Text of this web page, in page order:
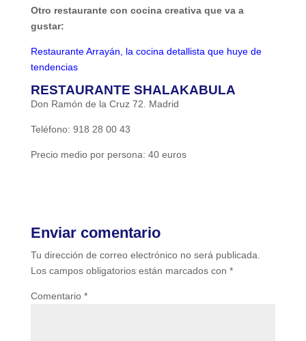
Otro restaurante con cocina creativa que va a
gustar:
Restaurante Arrayán, la cocina detallista que huye de
tendencias
RESTAURANTE SHALAKABULA
Don Ramón de la Cruz 72. Madrid
Teléfono: 918 28 00 43
Precio medio por persona: 40 euros
Enviar comentario
Tu dirección de correo electrónico no será publicada.
Los campos obligatorios están marcados con *
Comentario *